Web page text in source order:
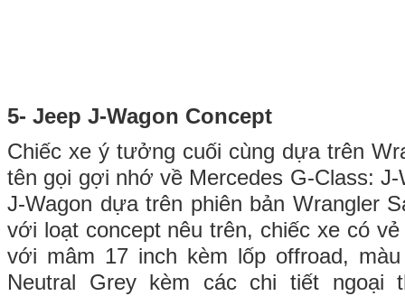
5- Jeep J-Wagon Concept
Chiếc xe ý tưởng cuối cùng dựa trên
tên gọi gợi nhớ về Mercedes G-Class:
J-Wagon dựa trên phiên bản Wrangler
với loạt concept nêu trên, chiếc xe có
với mâm 17 inch kèm lốp offroad,
Neutral Grey kèm các chi tiết ngoại